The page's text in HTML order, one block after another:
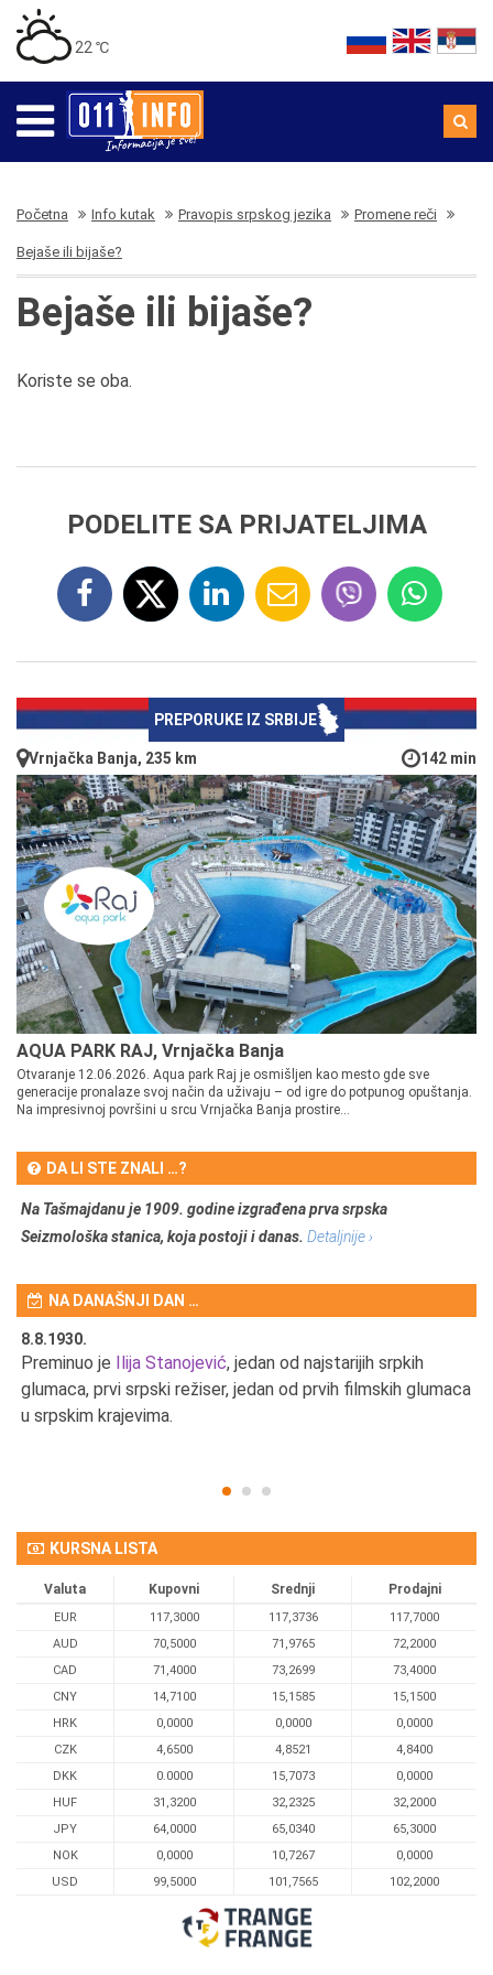
22 ℃
Početna Info kutak Pravopis srpskog jezika Promene reči
Bejaše ili bijaše?
Bejaše ili bijaše?
Koriste se oba.
PODELITE SA PRIJATELJIMA
PREPORUKE IZ SRBIJE
Vrnjačka Banja, 235 km 142 min
AQUA PARK RAJ, Vrnjačka Banja
Otvaranje 12.06.2026. Aqua park Raj je osmišljen kao mesto gde sve
generacije pronalaze svoj način da uživaju – od igre do potpunog opuštanja.
Na impresivnoj površini u srcu Vrnjačka Banja prostire...
DA LI STE ZNALI …?
Na Tašmajdanu je 1909. godine izgrađena prva srpska
Seizmološka stanica, koja postoji i danas. Detaljnije ›
NA DANAŠNJI DAN …
8.8.1930.
Preminuo je Ilija Stanojević, jedan od najstarijih srpkih
glumaca, prvi srpski režiser, jedan od prvih filmskih glumaca
u srpskim krajevima.
KURSNA LISTA
Valuta Kupovni Srednji Prodajni
EUR 117,3000 117,3736
117,7000
AUD
70,5000 71,9765
72,2000
CAD
71,4000 73,2699
73,4000
CNY
14,7100 15,1585
15,1500
HRK
0,0000 0,0000
0,0000
CZK
4,6500 4,8521
4,8400
DKK
0.0000 15,7073
0,0000
HUF
31,3200 32,2325
32,2000
JPY
64,0000 65,0340
65,3000
NOK
0,0000 10,7267
0,0000
USD
99,5000 101,7565 102,2000